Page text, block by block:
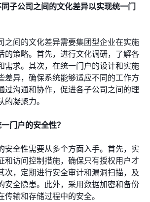
子公司之间的文化差异以实现统一门
之间的文化差异需要集团型企业在实施
的策略。首先，进行文化调研，了解各
需求。其次，在统一门户的设计和实施
差异，确保系统能够适应不同的工作方
过沟通和协作，促进各子公司之间的理
凝聚力。
门户的安全性？
安全性需要从多个方面入手。首先，实
和访问控制措施，确保只有授权用户才
次，定期进行安全审计和漏洞扫描，及
安全隐患。此外，采用数据加密和备份
输和存储过程中的安全。